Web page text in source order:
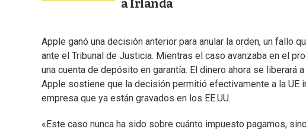
a Irlanda
Apple ganó una decisión anterior para anular la orden, un fallo
ante el Tribunal de Justicia. Mientras el caso avanzaba en el
una cuenta de depósito en garantía. El dinero ahora se liberará
Apple sostiene que la decisión permitió efectivamente a la
empresa que ya están gravados en los EE.UU.
«Este caso nunca ha sido sobre cuánto impuesto pagamos,